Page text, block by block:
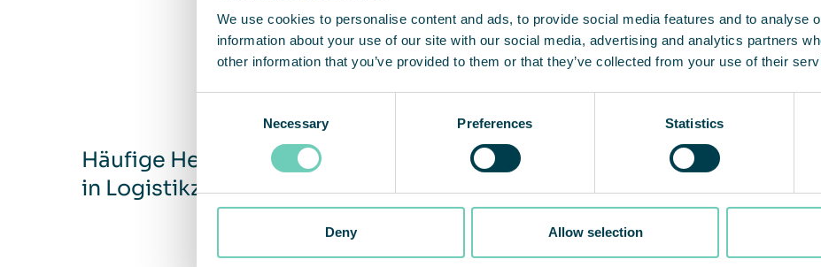
We use cookies to personalise content and ads, to provide social media features and to analyse
information about your use of our site with our social media, advertising and analytics partners
other information that you’ve provided to them or that they’ve collected from your use of their
Necessary Preferences Statistics
Deny Allow selection
Häufige Herausforderungen
in Logistikzentren
Staub und Partikel
Im Logistikzentrum stellt der Umgang mit Paletten,
Herausforderung dar, da dabei große Mengen